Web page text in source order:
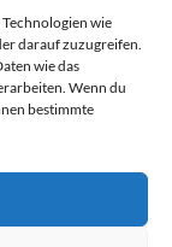
wie
darauf zuzugreifen.
wie das
Wenn du
bestimmte